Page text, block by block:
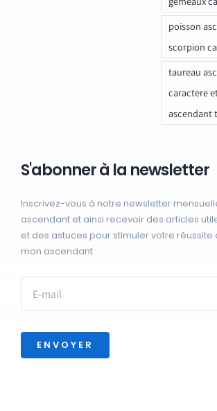
poisson
scorpion
taureau
caractere
ascendant
S'abonner à la newsletter
Inscrivez-vous à notre newsletter
ascendant et ainsi recevoir des articles
et des astuces pour stimuler votre
mon ascendant :
ENVOYER